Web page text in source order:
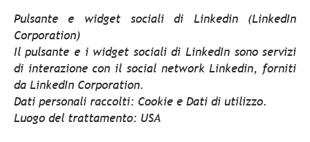
Pulsante e widget sociali di Linkedin (LinkedIn
Corporation)
Il pulsante e i widget sociali di LinkedIn sono servizi
di interazione con il social network Linkedin, forniti
da LinkedIn Corporation.
Dati personali raccolti: Cookie e Dati di utilizzo.
Luogo del trattamento: USA